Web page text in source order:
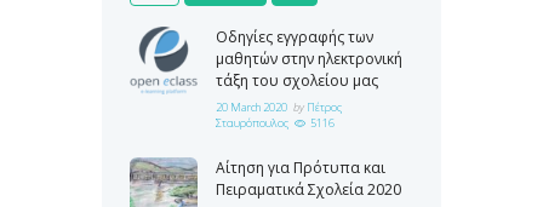
Οδηγίες εγγραφής των
μαθητών στην ηλεκτρονική
τάξη του σχολείου μας
20 March 2020 by Πέτρος
Σταυρόπουλος
5116
Αίτηση για Πρότυπα και
Πειραματικά Σχολεία 2020